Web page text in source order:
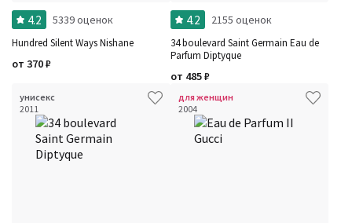
4.2 5339 оценок
Hundred Silent Ways Nishane
от 370₽
4.2 2155 оценок
34 boulevard Saint Germain Eau de
Parfum Diptyque
от 485₽
унисекс
2011
для женщин
2004